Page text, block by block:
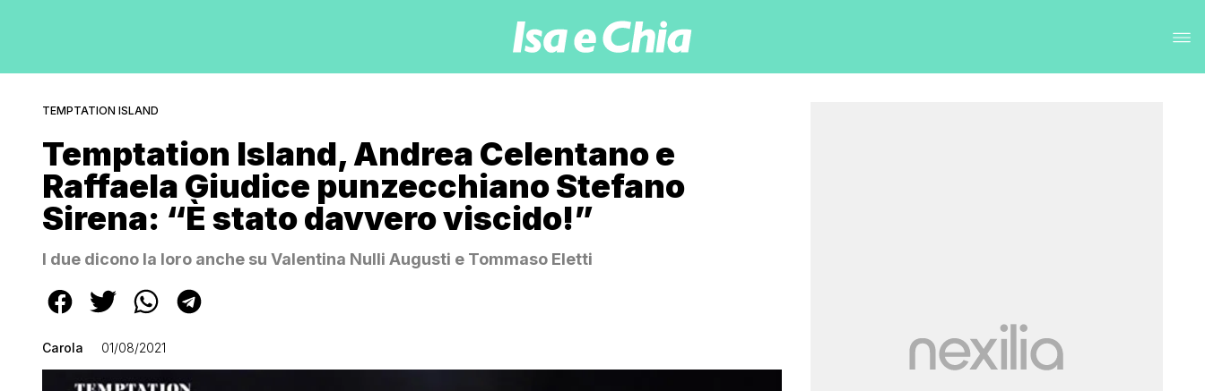
TEMPTATION ISLAND
Temptation Island, Andrea Celentano e
Raffaela Giudice punzecchiano Stefano
Sirena: “È stato davvero viscido!”
I due dicono la loro anche su Valentina Nulli Augusti e Tommaso Eletti
Carola 01/08/2021